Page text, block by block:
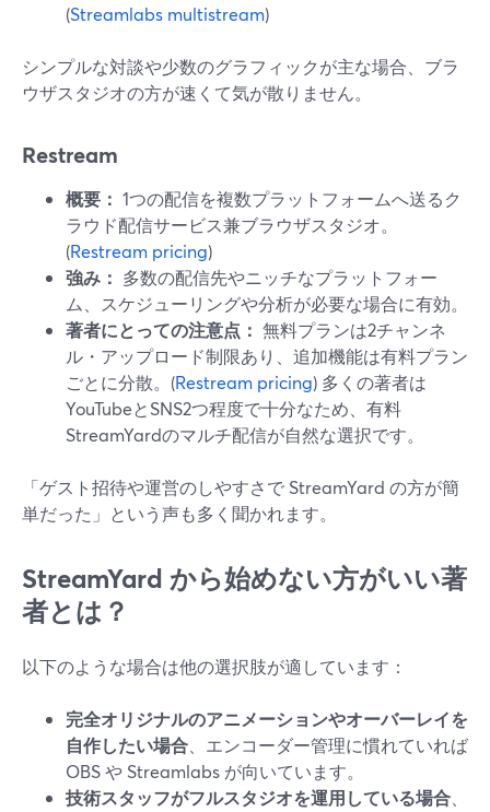
(Streamlabs multistream)
シンプルな対談や少数のグラフィックが主な場合、ブラ
ウザスタジオの方が速くて気が散りません。
Restream
概要： 1つの配信を複数プラットフォームへ送るク
ラウド配信サービス兼ブラウザスタジオ。
(Restream pricing)
強み： 多数の配信先やニッチなプラットフォー
ム、スケジューリングや分析が必要な場合に有効。
著者にとっての注意点： 無料プランは2チャンネ
ル・アップロード制限あり、追加機能は有料プラン
ごとに分散。(Restream pricing) 多くの著者は
YouTubeとSNS2つ程度で十分なため、有料
StreamYardのマルチ配信が自然な選択です。
「ゲスト招待や運営のしやすさで StreamYard の方が簡
単だった」という声も多く聞かれます。
StreamYard から始めない方がいい著
者とは？
以下のような場合は他の選択肢が適しています：
完全オリジナルのアニメーションやオーバーレイを
自作したい場合 、エンコーダー管理に慣れていれば
OBS や Streamlabs が向いています。
技術スタッフがフルスタジオを運用している場合